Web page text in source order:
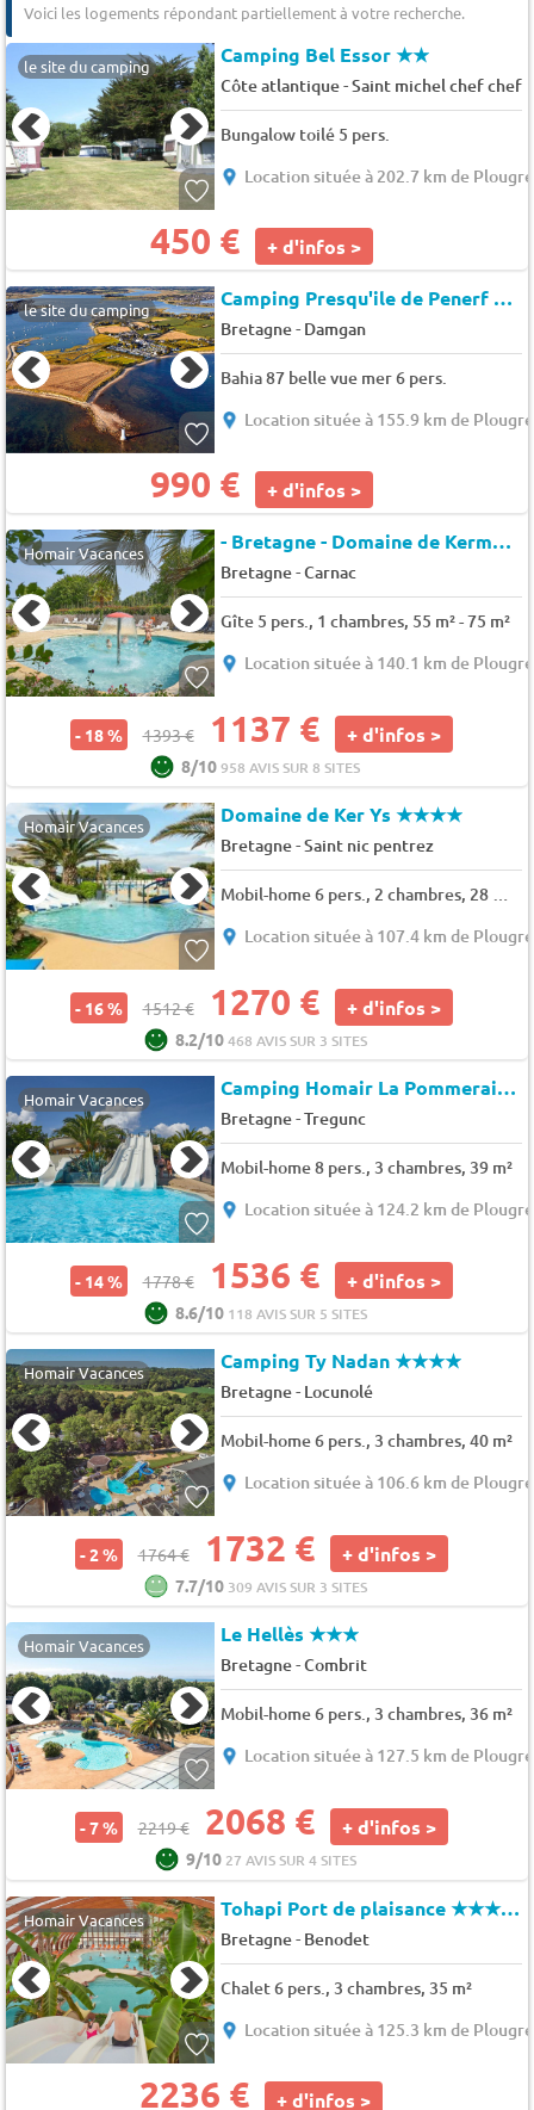
Voici les logements répondant partiellement à votre recherche.
le site du camping Camping Bel Essor★★
Côte atlantique-Saint michel chef chef
Bungalow toilé 5 pers.
Location située à 202.7 km de
450 € + d'infos >
le site du camping Camping Presqu'ile de Penerf
Bretagne- Damgan
Bahia 87 belle vue mer 6 pers.
Location située à 155.9 km de
990 € + d'infos >
Homair Vacances - Bretagne - Domaine de Kermario
Bretagne-Carnac
Gîte 5 pers., 1 chambres, 55 m² - 75 m²
Location située à 140.1 km de
- 18 % 1393 € 1137 € + d'infos >
8/10958 AVIS SUR 8 SITES
Homair Vacances Domaine de Ker Ys★★★★
Bretagne-Saint nic pentrez
Mobil-home 6 pers., 2 chambres, 28 m² - 29 m²
Location située à 107.4 km de
- 16 % 1512 € 1270 € + d'infos >
8.2/10468 AVIS SUR 3 SITES
Homair Vacances Camping Homair La Pommeraie de L'Océan
Bretagne-Tregunc
Mobil-home 8 pers., 3 chambres, 39 m²
Location située à 124.2 km de
- 14 % 1778 € 1536 € + d'infos >
8.6/10 118 AVIS SUR 5 SITES
Homair Vacances Camping Ty Nadan★★★★
Bretagne- Locunolé
Mobil-home 6 pers., 3 chambres, 40 m²
Location située à 106.6 km de
- 2 % 1764 € 1732 € + d'infos >
7.7/10 309 AVIS SUR 3 SITES
Homair Vacances Le Hellès★★★
Bretagne-Combrit
Mobil-home 6 pers., 3 chambres, 36 m²
Location située à 127.5 km de
- 7 % 2219 € 2068 € + d'infos >
9/10 27 AVIS SUR 4 SITES
Homair Vacances Tohapi Port de plaisance★★★★★
Bretagne- Benodet
Chalet 6 pers., 3 chambres, 35 m²
Location située à 125.3 km de
2236 € + d'infos >